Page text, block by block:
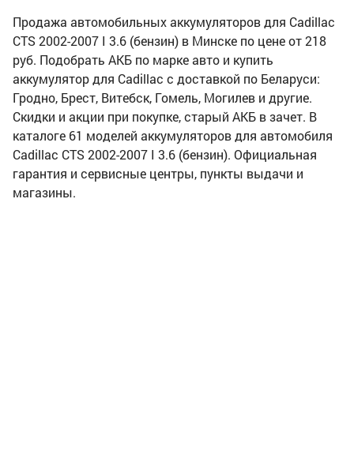
Продажа автомобильных аккумуляторов для Cadillac
CTS 2002-2007 I 3.6 (бензин) в Минске по цене от 218
руб. Подобрать АКБ по марке авто и купить
аккумулятор для Cadillac с доставкой по Беларуси:
Гродно, Брест, Витебск, Гомель, Могилев и другие.
Скидки и акции при покупке, старый АКБ в зачет. В
каталоге 61 моделей аккумуляторов для автомобиля
Cadillac CTS 2002-2007 I 3.6 (бензин). Официальная
гарантия и сервисные центры, пункты выдачи и
магазины.